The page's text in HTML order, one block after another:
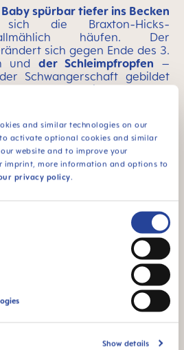
and similar technologies on our
activate optional cookies and similar
website and to improve your
imprint, more information and options to
privacy policy.
Show details
spürbar tiefer ins Becken
die Braxton-Hicks-
häufen. Der
sich gegen Ende des 3.
und der Schleimpfropfen –
Schwangerschaft gebildet
den Eingang zum
–
Zeit, ins Krankenhaus zu